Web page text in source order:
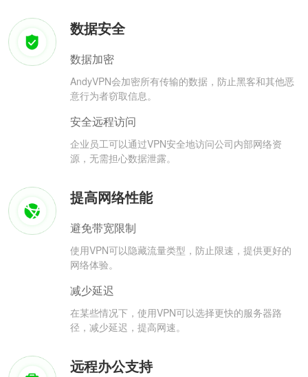
数据安全
数据加密
AndyVPN会加密所有传输的数据，防止黑客和其他恶
意行为者窃取信息。
安全远程访问
企业员工可以通过VPN安全地访问公司内部网络资
源，无需担心数据泄露。
提高网络性能
避免带宽限制
使用VPN可以隐藏流量类型，防止限速，提供更好的
网络体验。
减少延迟
在某些情况下，使用VPN可以选择更快的服务器路
径，减少延迟，提高网速。
远程办公支持